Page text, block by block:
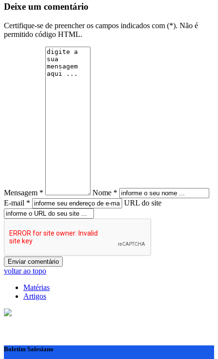
Deixe um comentário
Certifique-se de preencher os campos indicados com (*). Não é
permitido código HTML.
Mensagem *
Nome *
E-mail *
URL do site
voltar ao topo
Matérias
Artigos
Boletim Salesiano